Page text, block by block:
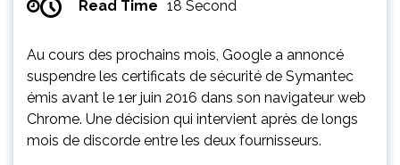
Read Time 18 Second
Au cours des prochains mois, Google a annoncé
suspendre les certificats de sécurité de Symantec
émis avant le 1er juin 2016 dans son navigateur web
Chrome. Une décision qui intervient après de longs
mois de discorde entre les deux fournisseurs.